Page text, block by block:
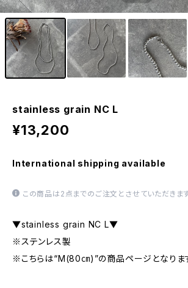
stainless grain NC L
¥13,200
International shipping available
この商品は2点までのご注文とさせていただきます
▼stainless grain NC L▼
※ステンレス製
※こちらは“M(80㎝)”の商品ページとなりま